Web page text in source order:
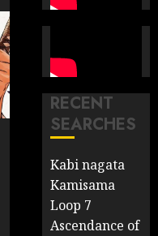
RECENT
SEARCHES
Kabi nagata
Kamisama
Loop 7
Ascendance of